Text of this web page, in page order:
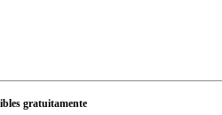
gratuitamente